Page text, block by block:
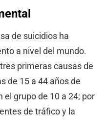
de suicidios ha
a nivel del mundo.
primeras causas de
de 15 a 44 años de
el grupo de 10 a 24; por
de tráfico y la